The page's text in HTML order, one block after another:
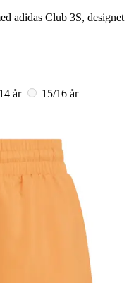
adidas Club 3S, designet
år
15/16 år